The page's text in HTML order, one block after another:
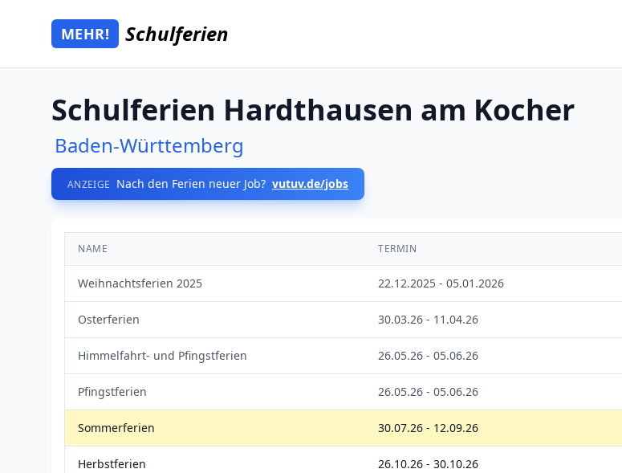
Zum Hauptinhalt springen
Mehr Schulferien
MEHR! Schulferien
Schulferien Hardthausen am Kocher
Baden-Württemberg
ANZEIGE Nach den Ferien neuer Job? vutuv.de/jobs
NAME TERMIN
Weihnachtsferien 2025 22.12.2025 - 05.01.2026
Osterferien 30.03.26 - 11.04.26
Himmelfahrt- und Pfingstferien 26.05.26 - 05.06.26
Pfingstferien 26.05.26 - 05.06.26
Sommerferien 30.07.26 - 12.09.26
Herbstferien 26.10.26 - 30.10.26